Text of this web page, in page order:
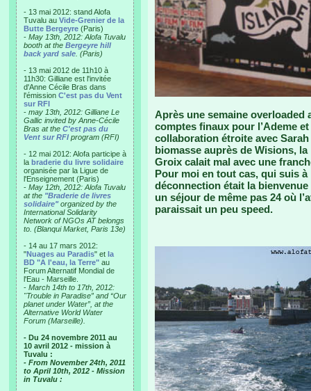
- 13 mai 2012: stand Alofa
Tuvalu au Vide-Grenier de la
Butte Bergeyre (Paris)
- May 13th, 2012: Alofa Tuvalu
booth at the Bergeyre hill
back yard sale . (Paris)
- 13 mai 2012 de 11h10 à
11h30: Gilliane est l'invitée
d'Anne Cécile Bras dans
l'émission C'est pas du Vent
sur RFI
- may 13th, 2012: Gilliane Le
Gallic invited by Anne-Cécile
Bras at the C'est pas du
Vent sur RFI program (RFI)
- 12 mai 2012: Alofa participe à
la braderie du livre solidaire
organisée par la Ligue de
l'Enseignement (Paris)
- May 12th, 2012: Alofa Tuvalu
at the "Braderie de livres
solidaire"organized by the
International Solidarity
Network of NGOs AT belongs
to. (Blanqui Market, Paris 13e)
- 14 au 17 mars 2012:
"Nuages au Paradis" et la
BD "A l'eau, la Terre" au
Forum Alternatif Mondial de
l'Eau - Marseille.
- March 14th to 17th, 2012:
"Trouble in Paradise” and “Our
planet under Water”, at the
Alternative World Water
Forum (Marseille).
- Du 24 novembre 2011 au
10 avril 2012 - mission à
Tuvalu :
- From November 24th, 2011
to April 10th, 2012 - Mission
in Tuvalu :
Après une semaine overloaded
comptes finaux pour l’Ademe
collaboration étroite avec
biomasse auprès de Wisions,
Groix calait mal avec une
Pour moi en tout cas, qui suis
déconnection était la
un séjour de même pas 24 où
paraissait un peu speed.